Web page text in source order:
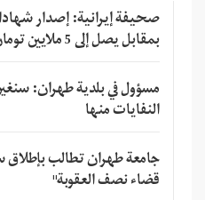
صحيفة إيرانية: إصدار
بمقابل يصل إلى 5 ملايين تومان
مسؤول في بلدية طهران:
النفايات منها
جامعة طهران تطالب
قضاء نصف العقوبة"